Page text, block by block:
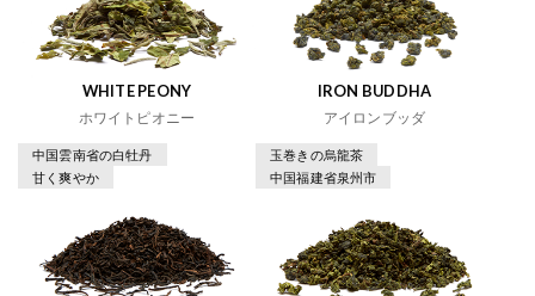
WHITE PEONY
ホワイトピオニー
中国雲南省の白牡丹
甘く爽やか
IRON BUDDHA
アイロンブッダ
玉巻きの烏龍茶
中国福建省泉州市